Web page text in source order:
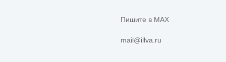
Пишите в MAX
mail@illva.ru